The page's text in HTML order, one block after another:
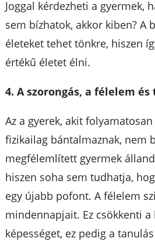
Joggal kérdezheti a gyermek,
sem bízhatok, akkor kiben? A
életeket tehet tönkre, hiszen
értékű életet élni.
4. A szorongás, a félelem és
Az a gyerek, akit
fizikailag bántalmaznak, nem
megfélemlített gyermek
hiszen soha sem tudhatja,
egy újabb pofont. A félelem
mindennapjait. Ez csökkenti
képességet, ez pedig a